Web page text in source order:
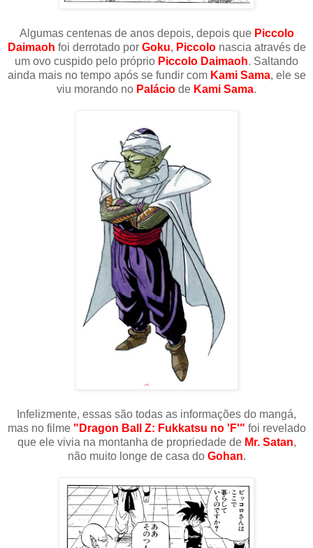
Algumas centenas de anos depois, depois que Piccolo
Daimaoh foi derrotado por Goku, Piccolonascia através de
um ovo cuspido pelo próprio Piccolo Daimaoh. Saltando
ainda mais no tempo após se fundir com Kami Sama, ele se
viu morando no Palácio de Kami Sama.
Infelizmente, essas são todas as informações do mangá,
mas no filme "Dragon Ball Z: Fukkatsu no 'F'" foi revelado
que ele vivia na montanha de propriedade de Mr. Satan,
não muito longe de casa do Gohan.